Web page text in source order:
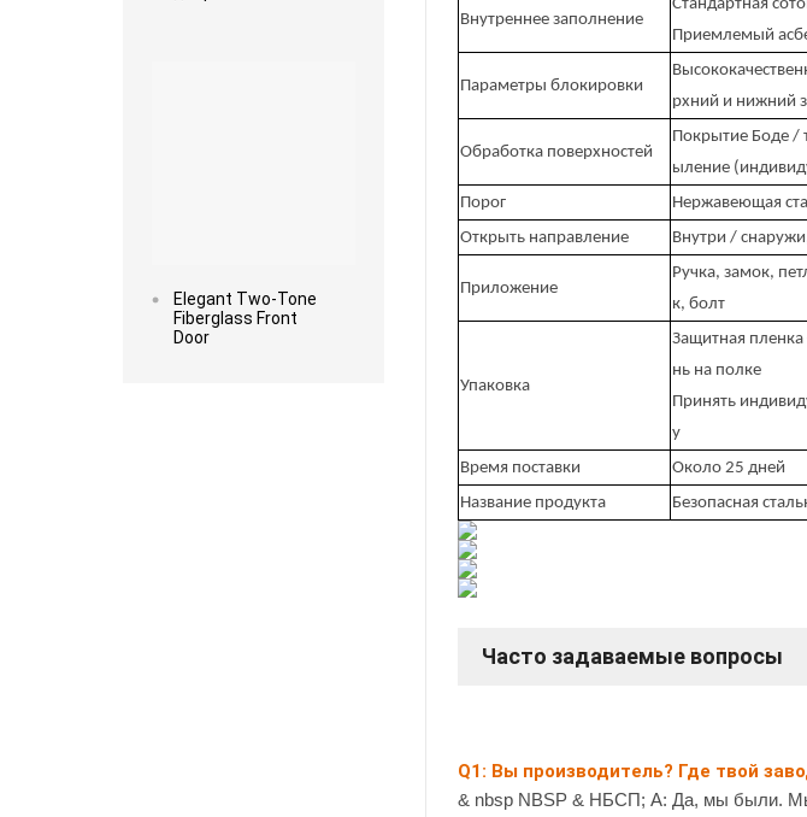
Elegant Two-Tone
Fiberglass Front
Door
Внутреннее заполнение
Стандартная
Приемлемый
Параметры блокировки
рхний и нижний
Обработка поверхностей
Покрытие Боде /
ыление
Порог
Нержавеющая
Открыть направление
Внутри /
Приложение
Ручка, замок,
к, болт
Упаковка
Защитная
нь на полке
Принять
у
Время поставки
Около 25 дней
Название продукта
Безопасная
Часто задаваемые вопросы
Q1: Вы производитель? Где твой
& nbsp NBSP & НБСП; А: Да, мы были. Мы